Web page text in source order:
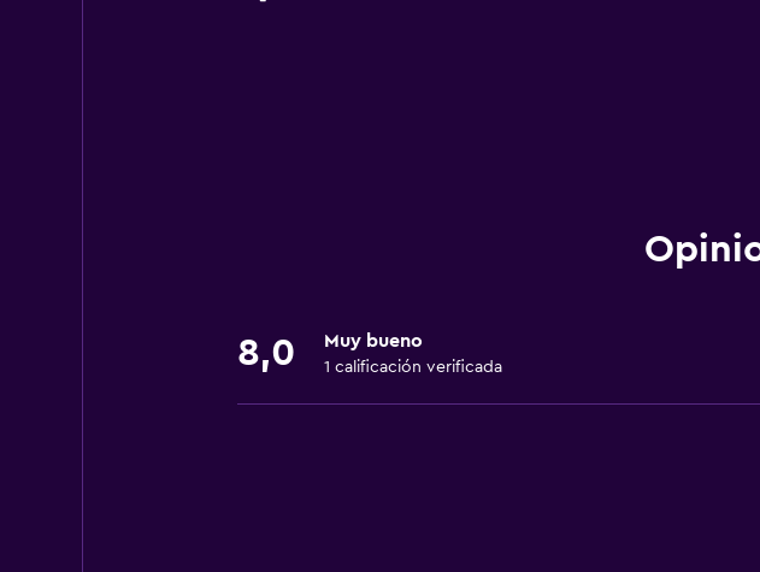
8,0 Muy bueno
1 calificación verificada